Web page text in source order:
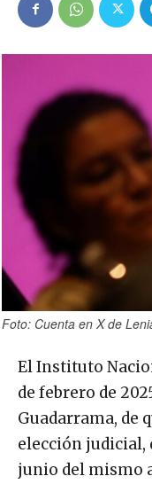
Foto: Cuenta en X de
El Instituto
de febrero de
Guadarrama, de
elección judicial,
junio del mismo